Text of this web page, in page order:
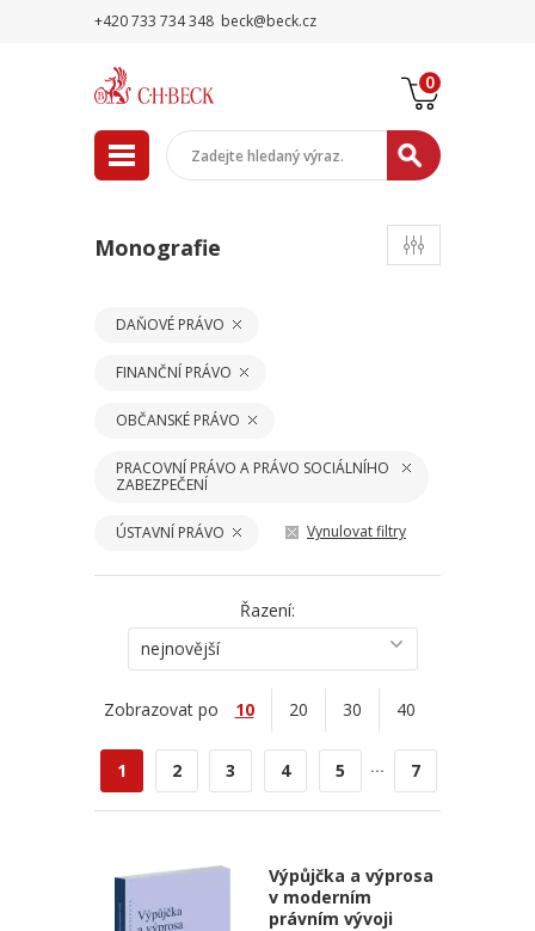
+420 733 734 348 beck@beck.cz
0
Monografie
DAŇOVÉ PRÁVO
FINANČNÍ PRÁVO
OBČANSKÉ PRÁVO
PRACOVNÍ PRÁVO A PRÁVO SOCIÁLNÍHO
ZABEZPEČENÍ
ÚSTAVNÍ PRÁVO Vynulovat filtry
Řazení:
nejnovější
Zobrazovat po 10 20 30 40
1 2 3 4 5 ... 7
Výpůjčka a výprosa
v moderním
právním vývoji